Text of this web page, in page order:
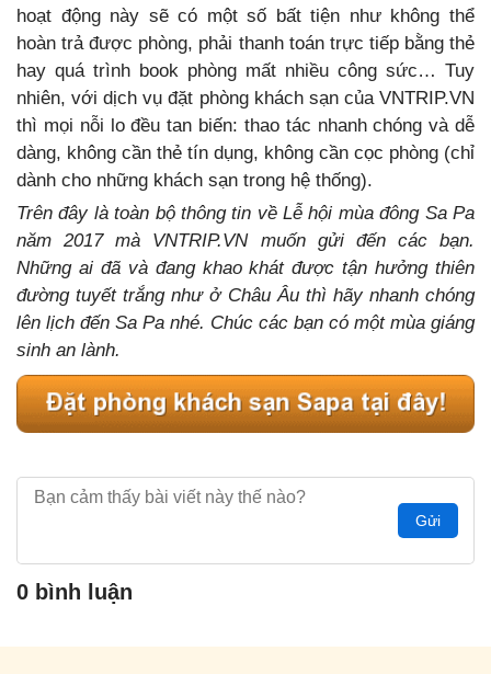
hoạt động này sẽ có một số bất tiện như không thể
hoàn trả được phòng, phải thanh toán trực tiếp bằng thẻ
hay quá trình book phòng mất nhiều công sức… Tuy
nhiên, với dịch vụ đặt phòng khách sạn của VNTRIP.VN
thì mọi nỗi lo đều tan biến: thao tác nhanh chóng và dễ
dàng, không cần thẻ tín dụng, không cần cọc phòng (chỉ
dành cho những khách sạn trong hệ thống).
Trên đây là toàn bộ thông tin về Lễ hội mùa đông Sa Pa
năm 2017 mà VNTRIP.VN muốn gửi đến các bạn.
Những ai đã và đang khao khát được tận hưởng thiên
đường tuyết trắng như ở Châu Âu thì hãy nhanh chóng
lên lịch đến Sa Pa nhé. Chúc các bạn có một mùa giáng
sinh an lành.
Gửi
0 bình luận